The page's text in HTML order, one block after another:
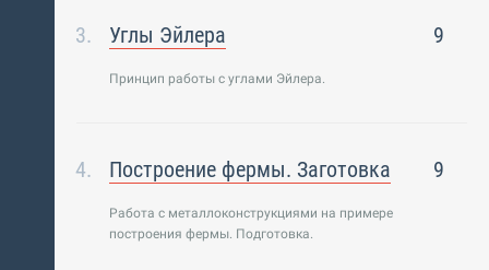
Углы Эйлера 9
Принцип работы с углами Эйлера.
Построение фермы. Заготовка 9
Работа с металлоконструкциями на примере
построения фермы. Подготовка.